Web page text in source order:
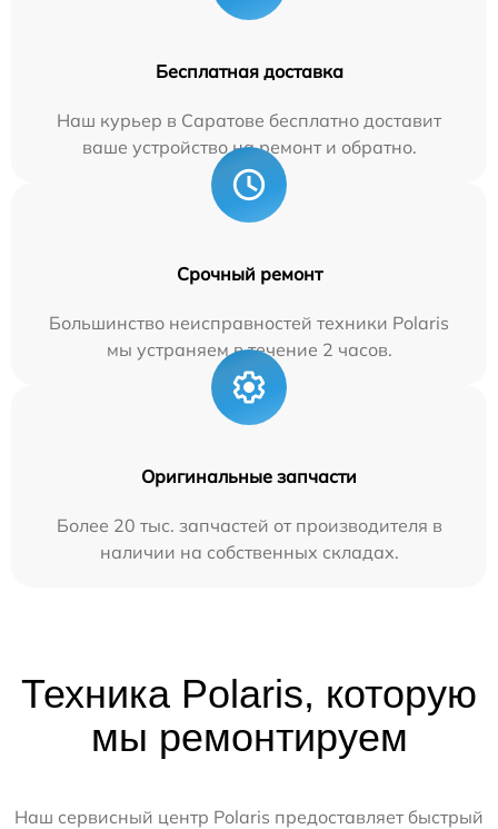
Бесплатная доставка
Наш курьер в Саратове бесплатно доставит
ваше устройство на ремонт и обратно.
Срочный ремонт
Большинство неисправностей техники Polaris
мы устраняем в течение 2 часов.
Оригинальные запчасти
Более 20 тыс. запчастей от производителя в
наличии на собственных складах.
Техника Polaris, которую
мы ремонтируем
Наш сервисный центр Polaris предоставляет быстрый